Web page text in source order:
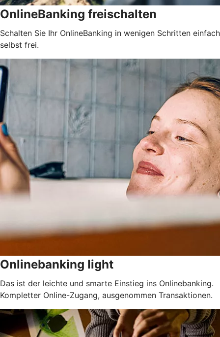
OnlineBanking freischalten
Schalten Sie Ihr OnlineBanking in wenigen Schritten einfach
selbst frei.
Onlinebanking light
Das ist der leichte und smarte Einstieg ins Onlinebanking.
Kompletter Online-Zugang, ausgenommen Transaktionen.